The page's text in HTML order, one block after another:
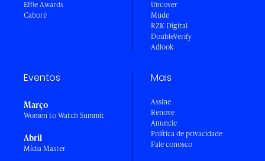
Effie Awards
Caboré
Uncover
Mude
RZK Digital
DoubleVerify
Adlook
Eventos
Março
Women to Watch Summit
Abril
Mídia Master
Mais
Assine
Renove
Anuncie
Política de privacidade
Fale conosco